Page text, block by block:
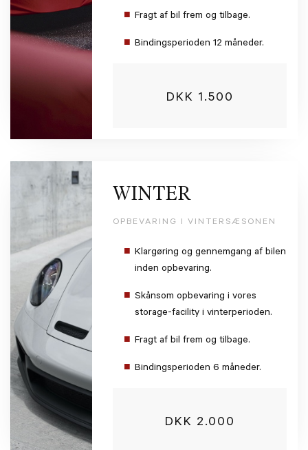
Fragt af bil frem og tilbage.
Bindingsperioden 12 måneder.
DKK 1.500
WINTER
OPBEVARING I VINTERSÆSONEN
Klargøring og gennemgang af bilen
inden opbevaring.
Skånsom opbevaring i vores
storage-facility i vinterperioden.
Fragt af bil frem og tilbage.
Bindingsperioden 6 måneder.
DKK 2.000